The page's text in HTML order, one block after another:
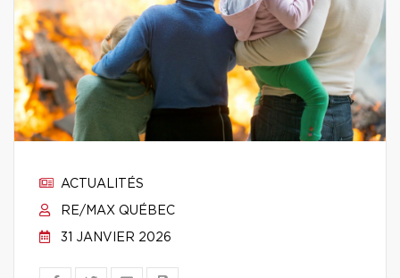
ACTUALITÉS
RE/MAX QUÉBEC
31 JANVIER 2026